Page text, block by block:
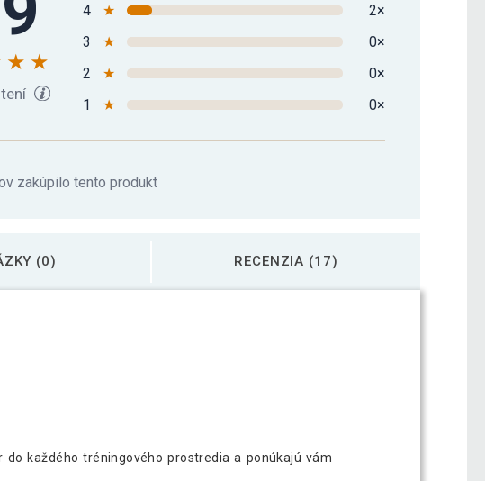
4
★
2×
3
★
0×
2
★
0×
1
★ 0×
zakúpilo tento produkt
(0) RECENZIA (17)
každého tréningového prostredia a ponúkajú vám